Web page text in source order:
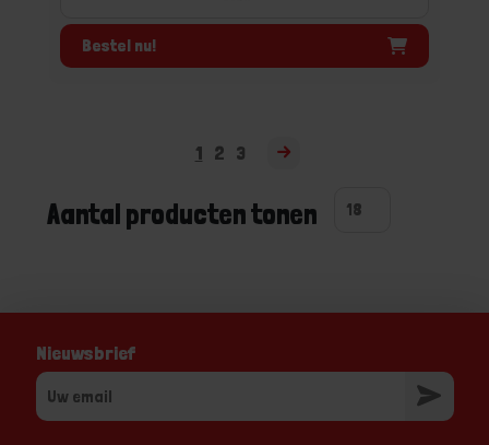
Bestel nu!
1 2 3
Aantal producten tonen
Nieuwsbrief